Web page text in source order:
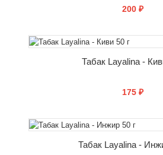
200 ₽
СООБЩИТЬ О
Табак Layalina -
175 ₽
СООБЩИТЬ О
Табак Layalina -